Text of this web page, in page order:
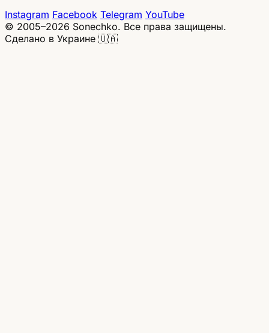
Instagram Facebook Telegram YouTube
© 2005–2026 Sonechko. Все права защищены.
Сделано в Украине 🇺🇦